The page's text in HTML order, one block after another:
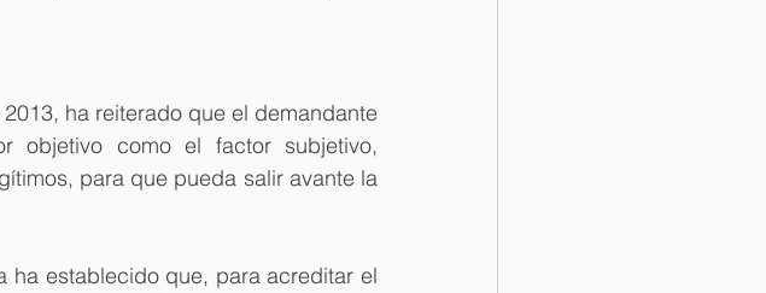
ha reiterado que el demandante
objetivo como el factor subjetivo,
para que pueda salir avante la
ha establecido que, para acreditar el